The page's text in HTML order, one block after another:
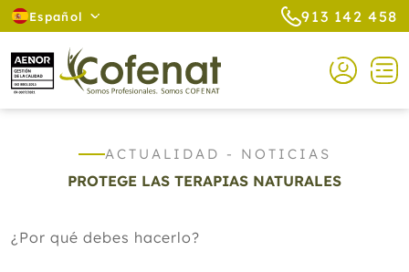
Español 913 142 458
ACTUALIDAD - NOTICIAS
PROTEGE LAS TERAPIAS NATURALES
¿Por qué debes hacerlo?